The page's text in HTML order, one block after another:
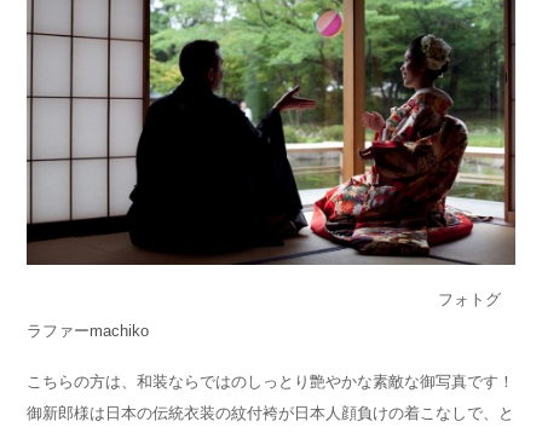
フォトグ
ラファーmachiko
こちらの方は、和装ならではのしっとり艶やかな素敵な御写真です！
御新郎様は日本の伝統衣装の紋付袴が日本人顔負けの着こなしで、と